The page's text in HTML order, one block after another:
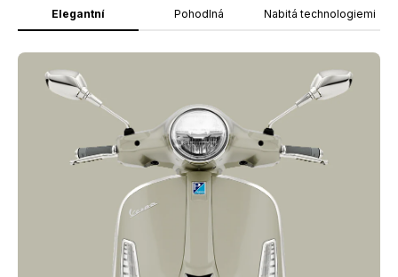
Elegantní Pohodlná Nabitá technologiemi